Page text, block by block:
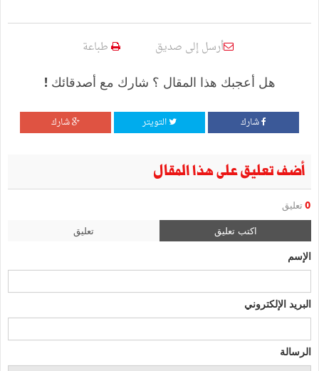
أرسل إلى صديق طباعة
هل أعجبك هذا المقال ؟ شارك مع أصدقائك !
شارك التويتر شارك
أضف تعليق على هذا المقال
0تعليق
اكتب تعليق تعليق
الإسم
البريد الإلكتروني
الرسالة